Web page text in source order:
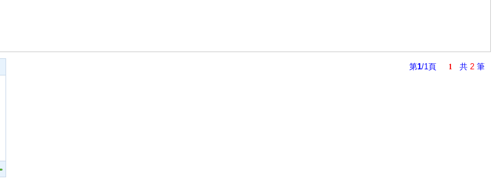
第1/1頁 1 共 2 筆